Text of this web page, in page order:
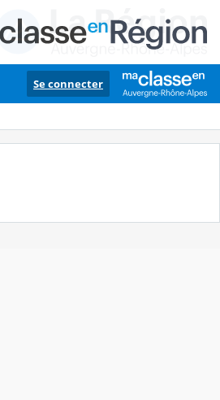
Se connecter